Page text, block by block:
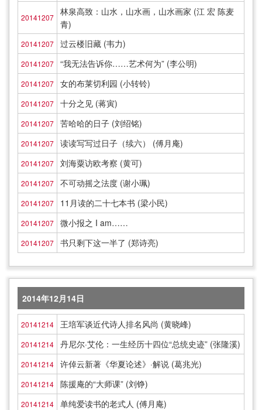
20141207
林泉高致：山水，山水画，山水画家 (江 宏 陈麦
青)
20141207 过云楼旧藏 (韦力)
20141207 “我无法告诉你……艺术何为” (李公明)
20141207 女的布莱切利园 (小转铃)
20141207 十分之见 (蒋寅)
20141207 苦哈哈的日子 (刘绍铭)
20141207 读读写写过日子（续六） (傅月庵)
20141207 刘海粟访欧考察 (黄可)
20141207 不可动摇之法度 (谢小珮)
20141207 11月读的二十七本书 (梁小民)
20141207 微小报之 I am……
20141207 书只剩下这一半了 (郑诗亮)
2014年12月14日
20141214 王培军谈近代诗人排名风尚 (黄晓峰)
20141214 丹尼尔·艾伦：一生经历十四位“总统史迹” (张隆溪)
20141214 许倬云新著《华夏论述》·解说 (葛兆光)
20141214 陈援庵的“大师课” (刘铮)
20141214 单纯爱读书的老式人 (傅月庵)